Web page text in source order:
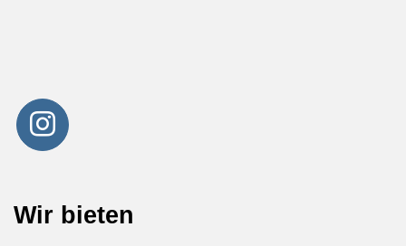
Wir bieten